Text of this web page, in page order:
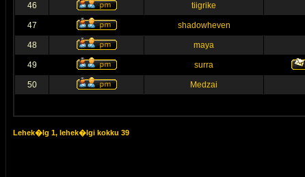
46 tiigrike
47 shadowheven
48 maya
49 surra
50 Medzai
Lehek�lg 1, lehek�lgi kokku 39